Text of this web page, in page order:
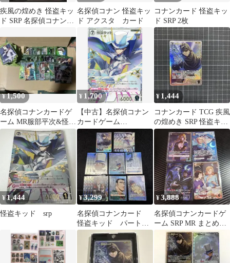
疾風の煌めき 怪盗キッ
ド SRP 名探偵コナンカ
名探偵コナン 怪盗キッ
ド アクスタ カード
コナンカード 怪盗キッ
ド SRP 2枚
¥1,500
名探偵コナンカードゲ
ーム MR服部平次&怪盗
キッド SRP大岡紅
葉 その他緑
¥ 1,700
【中古】名探偵コナン
カードゲーム
B02038P[SRP]：怪盗キ
¥ 1,444
コナンカード TCG 疾風
の煌めき SRP 怪盗キッ
ド
¥1,444
怪盗キッド srp
¥3,299
名探偵コナンカード
怪盗キッド パートナ
ー パラレル srp sr cp
¥3,888
名探偵コナンカードゲ
ーム SRP MR まとめ売
り